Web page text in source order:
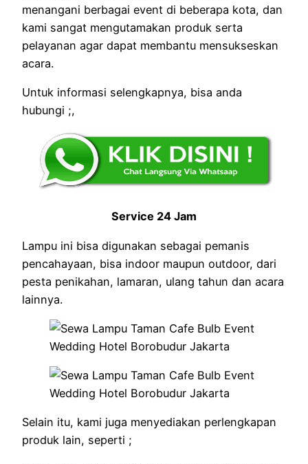
menangani berbagai event di beberapa kota, dan
kami sangat mengutamakan produk serta
pelayanan agar dapat membantu mensukseskan
acara.
Untuk informasi selengkapnya, bisa anda
hubungi ;,
Service 24 Jam
Lampu ini bisa digunakan sebagai pemanis
pencahayaan, bisa indoor maupun outdoor, dari
pesta penikahan, lamaran, ulang tahun dan acara
lainnya.
Selain itu, kami juga menyediakan perlengkapan
produk lain, seperti ;